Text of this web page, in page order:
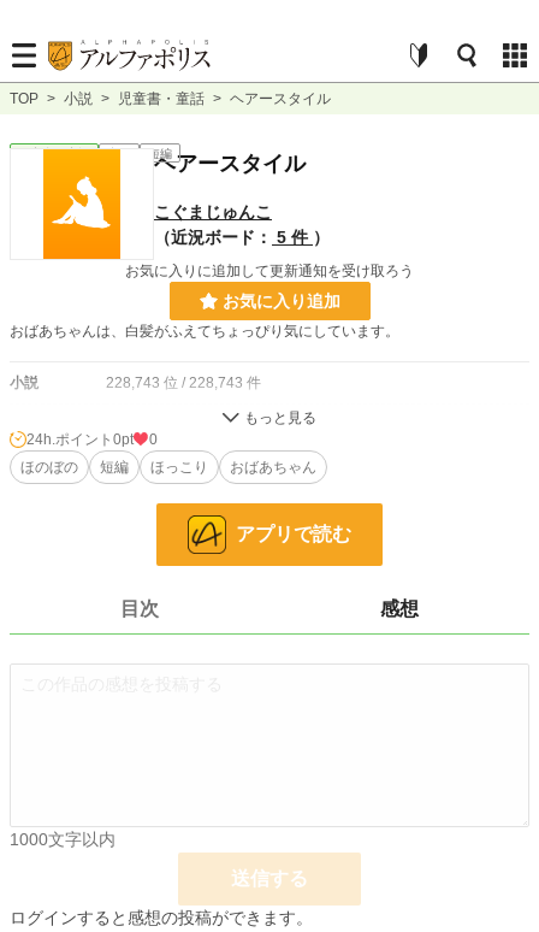
TOP > 小説 > 児童書・童話 > ヘアースタイル
児童書・童話 完結 短編
ヘアースタイル
こぐまじゅんこ
（近況ボード： 5 件 ）
お気に入りに追加して更新通知を受け取ろう
お気に入り追加
おばあちゃんは、白髪がふえてちょっぴり気にしています。
小説 228,743 位 / 228,743 件
お気に入り 1
初回公開日時 2022.12.25 10:54
累計ポイント 666 pt (211,165 位)
24h.ポイント 0pt
0
ほのぼの
短編 ほっこり おばあちゃん
アプリで読む
目次 感想
1000文字以内
送信する
ログインすると感想の投稿ができます。